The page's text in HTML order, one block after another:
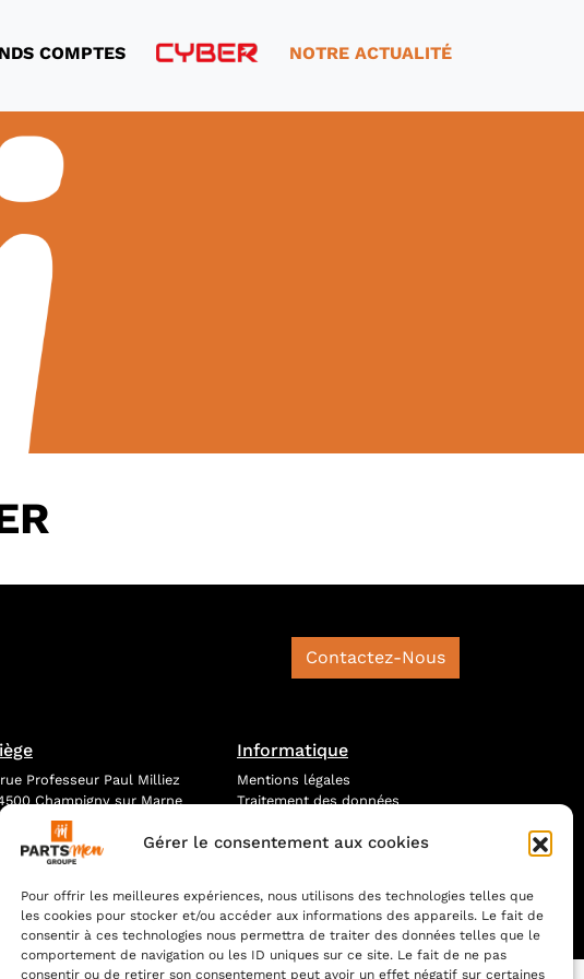
Gérer le consentement aux cookies
Pour offrir les meilleures expériences, nous utilisons des technologies telles que
les cookies pour stocker et/ou accéder aux informations des appareils. Le fait de
consentir à ces technologies nous permettra de traiter des données telles que le
comportement de navigation ou les ID uniques sur ce site. Le fait de ne pas
consentir ou de retirer son consentement peut avoir un effet négatif sur certaines
COMPTES CYBER NOTRE ACTUALITÉ
Contactez-Nous
Professeur Paul Milliez
Champigny sur Marne
: +331 84 04 06 49
de contact
Informatique
Mentions légales
Traitement des données